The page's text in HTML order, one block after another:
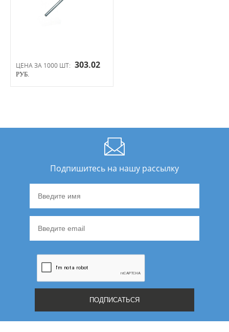
ЦЕНА ЗА 1000 ШТ: 303.02
РУБ.
Подпишитесь на нашу рассылку